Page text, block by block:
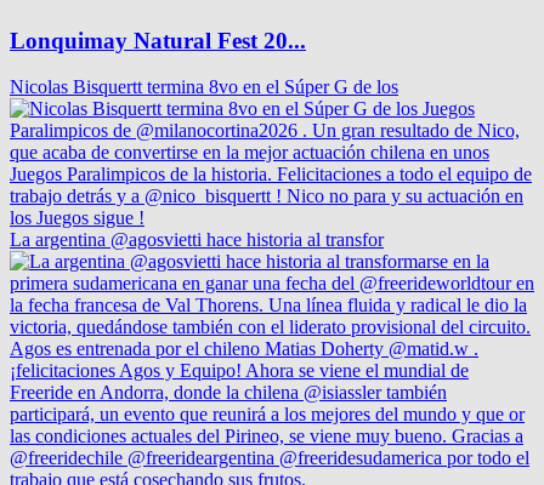
Lonquimay Natural Fest 20...
Nicolas Bisquertt termina 8vo en el Súper G de los
La argentina @agosvietti hace historia al transfor